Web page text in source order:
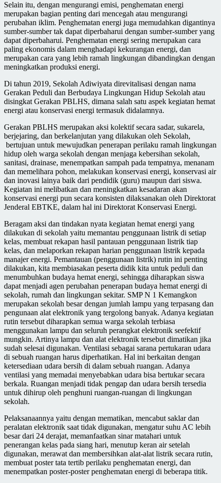
Selain itu, dengan mengurangi emisi, penghematan energi
merupakan bagian penting dari mencegah atau mengurangi
perubahan iklim. Penghematan energi juga memudahkan digantinya
sumber-sumber tak dapat diperbaharui dengan sumber-sumber yang
dapat diperbaharui. Penghematan energi sering merupakan cara
paling ekonomis dalam menghadapi kekurangan energi, dan
merupakan cara yang lebih ramah lingkungan dibandingkan dengan
meningkatkan produksi energi.
Di tahun 2019, Sekolah Adiwiyata direvitalisasi dengan nama
Gerakan Peduli dan Berbudaya Lingkungan Hidup Sekolah atau
disingkat Gerakan PBLHS, dimana salah satu aspek kegiatan hemat
energi atau konservasi energi termasuk didalamnya.
Gerakan PBLHS merupakan aksi kolektif secara sadar, sukarela,
berjejaring, dan berkelanjutan yang dilakukan oleh Sekolah,
bertujuan untuk mewujudkan penerapan perilaku ramah lingkungan
hidup oleh warga sekolah dengan menjaga kebersihan sekolah,
sanitasi, drainase, menempatkan sampah pada tempatnya, menanam
dan memelihara pohon, melakukan konservasi energi, konservasi air
dan inovasi lainya baik dari pendidik (guru) maupun dari siswa.
Kegiatan ini melibatkan dan meningkatkan kesadaran akan
konservasi energi pun secara konsisten dilaksanakan oleh Direktorat
Jenderal EBTKE, dalam hal ini Direktorat Konservasi Energi.
Beragam aksi dan tindakan nyata kegiatan hemat energi yang
dilakukan di sekolah yaitu memantau penggunaan listrik di setiap
kelas, membuat rekapan hasil pantauan penggunaan listrik tiap
kelas, dan melaporkan rekapan harian penggunaan listrik kepada
manajer energi. Pemantauan (penggunaan listrik) rutin ini penting
dilakukan, kita membiasakan peserta didik kita untuk peduli dan
menumbuhkan budaya hemat energi, sehingga diharapkan siswa
dapat menjadi agen perubahan penerapan budaya hemat energi di
sekolah, rumah dan lingkungan sekitar. SMP N 1 Kemangkon
merupakan sekolah besar dengan jumlah lampu yang terpasang dan
pengunaan alat elektronik yang tergolong banyak. Adanya kegiatan
rutin tersebut diharapkan semua warga sekolah terbiasa
menggunakan lampu dan seluruh perangkat elektronik seefektif
mungkin. Artinya lampu dan alat elektronik tersebut dimatikan jika
sudah selesai digunakan. Ventilasi sebagai sarana pertukaran udara
di sebuah ruangan harus diperhatikan. Hal ini berkaitan dengan
ketersediaan udara bersih di dalam sebuah ruangan. Adanya
ventilasi yang memadai menyebabkan udara bisa bertukar secara
berkala. Ruangan menjadi tidak pengap dan udara bersih tersedia
untuk dihirup oleh penghuni ruangan-ruangan di lingkungan
sekolah.
Pelaksanaannya yaitu dengan mematikan, mencabut saklar dan
peralatan elektronik saat tidak digunakan, mengatur suhu AC lebih
besar dari 24 derajat, memanfaatkan sinar matahari untuk
penerangan kelas pada siang hari, menutup keran air setelah
digunakan, merawat dan membersihkan alat-alat listrik secara rutin,
membuat poster tata tertib perilaku penghematan energi, dan
menempatkan poster-poster penghematan energi di beberapa titik.